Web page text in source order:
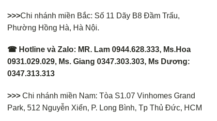
>>>Chi nhánh miền Bắc: Số 11 Dãy B8 Đầm Trấu,
Phường Hồng Hà, Hà Nội.
☎ Hotline và Zalo: MR. Lam 0944.628.333, Ms.Hoa
0931.029.029, Ms. Giang 0347.303.303, Ms Dương:
0347.313.313
>>> Chi nhánh miền Nam: Tòa S1.07 Vinhomes Grand
Park, 512 Nguyễn Xiển, P. Long Bình, Tp Thủ Đức, HCM